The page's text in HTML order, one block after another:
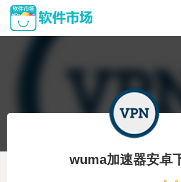
wuma加速器安卓